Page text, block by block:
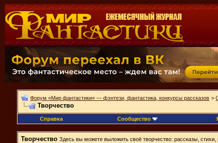
Форум «Мир фантастики» — фэнтези, фантастика, конкурсы рассказов >
Творчество
Справка Сообщество
Творчество Здесь вы можете выложить своё творчество: рассказы, стихи,